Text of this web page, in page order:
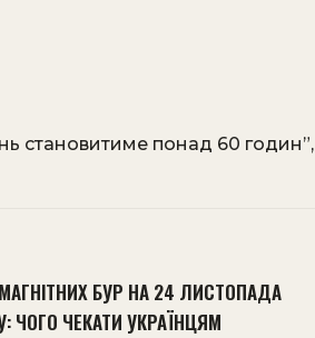
становитиме понад 60 годин”,
БУР НА 24 ЛИСТОПАДА
ЧОГО ЧЕКАТИ УКРАЇНЦЯМ